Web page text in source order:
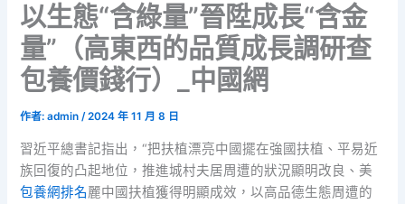
以生態“含綠量”晉陞成長“含金
量”（高東西的品質成長調研查
包養價錢行）_中國網
作者:admin/2024 年 11 月 8 日
習近平總書記指出，“把扶植漂亮中國擺在強國扶植、平易近
族回復的凸起地位，推進城村夫居周遭的狀況顯明改良、美
包養網排名麗中國扶植獲得明顯成效，以高品德生態周遭的